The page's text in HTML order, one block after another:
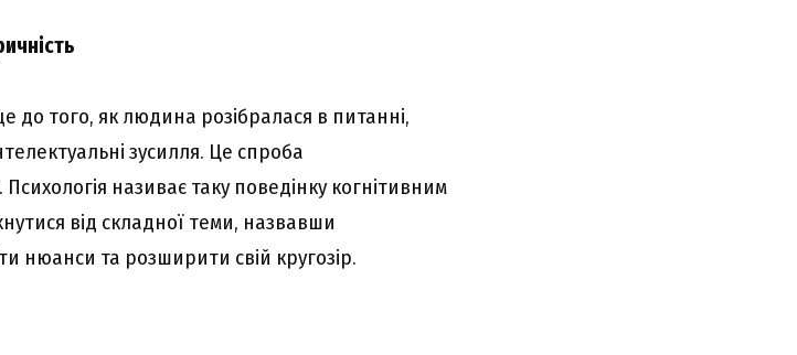
до того, як людина розібралася в питанні,
зусилля. Це спроба
називає таку поведінку когнітивним
від складної теми, назвавши
нюанси та розширити свій кругозір.